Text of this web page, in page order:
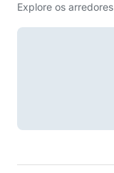
Explore os arredores